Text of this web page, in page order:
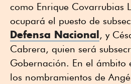
como Enrique Covarrubias
ocupará el puesto de
Defensa Nacional, y
Cabrera, quien será
Gobernación. En el ámbito
los nombramientos de